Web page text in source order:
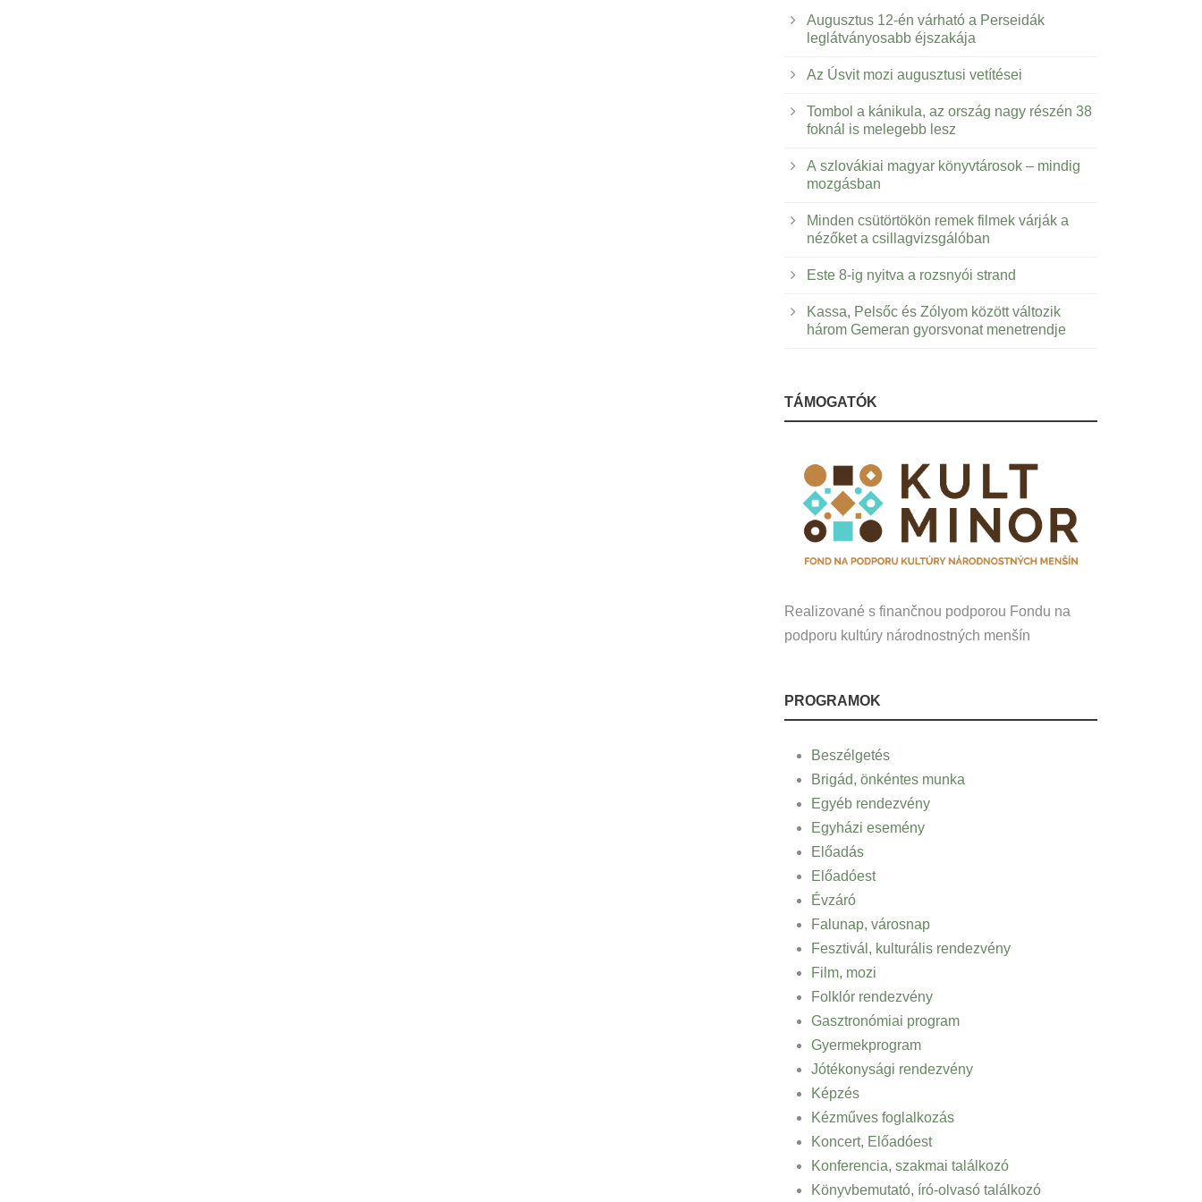
Augusztus 12-én várható a Perseidák
leglátványosabb éjszakája
Az Úsvit mozi augusztusi vetítései
Tombol a kánikula, az ország nagy részén 38
foknál is melegebb lesz
A szlovákiai magyar könyvtárosok – mindig
mozgásban
Minden csütörtökön remek filmek várják a
nézőket a csillagvizsgálóban
Este 8-ig nyitva a rozsnyói strand
Kassa, Pelsőc és Zólyom között változik
három Gemeran gyorsvonat menetrendje
TÁMOGATÓK
Realizované s finančnou podporou Fondu na
podporu kultúry národnostných menšín
PROGRAMOK
Beszélgetés
Brigád, önkéntes munka
Egyéb rendezvény
Egyházi esemény
Előadás
Előadóest
Évzáró
Falunap, városnap
Fesztivál, kulturális rendezvény
Film, mozi
Folklór rendezvény
Gasztronómiai program
Gyermekprogram
Jótékonysági rendezvény
Képzés
Kézműves foglalkozás
Koncert, Előadóest
Konferencia, szakmai találkozó
Könyvbemutató, író-olvasó találkozó